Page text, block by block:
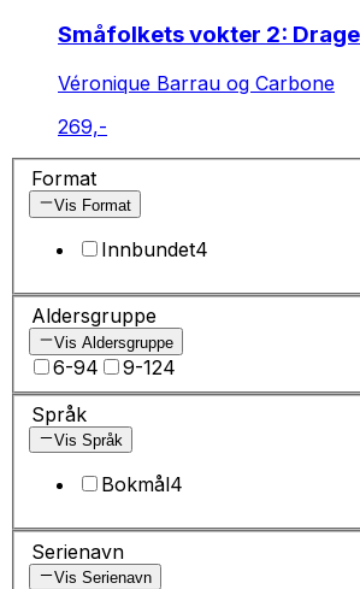
Småfolkets vokter 2:
Véronique Barrau og Carbone
269,-
Format
Vis Format
Innbundet4
Aldersgruppe
Vis Aldersgruppe
6-94 9-124
Språk
Vis Språk
Bokmål4
Serienavn
Vis Serienavn